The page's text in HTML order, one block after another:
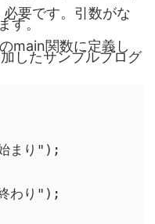
要です。引数がな
す。
main関数に定義し
したサンプルプログ
まり");
わり");